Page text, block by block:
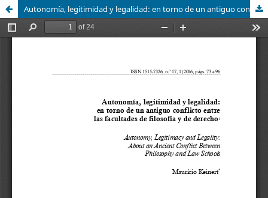
Autonomía, legitimidad y legalidad: en torno de un antiguo conflicto entre las facultades de filosofía y de derecho